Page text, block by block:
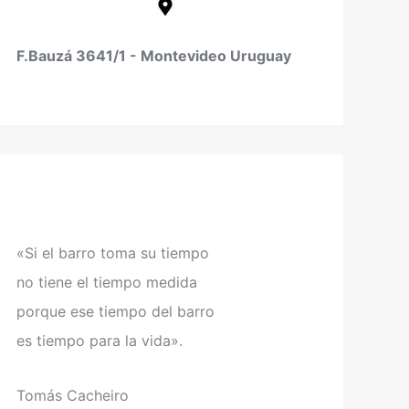
F.Bauzá 3641/1 - Montevideo Uruguay
«Si el barro toma su tiempo
no tiene el tiempo medida
porque ese tiempo del barro
es tiempo para la vida».
Tomás Cacheiro